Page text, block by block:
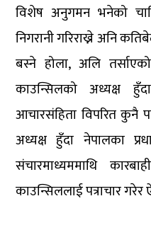
विशेष अनुगमन भनेको
निगरानी गरिराख्ने अनि
बस्ने होला, अलि
काउन्सिलको अध्यक्ष
आचारसंहिता विपरित कुनै
अध्यक्ष हुँदा नेपालका
संचारमाध्यममाथि
काउन्सिललाई पत्राचार